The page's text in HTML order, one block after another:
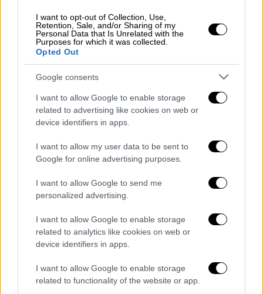
I want to opt-out of Collection, Use,
Retention, Sale, and/or Sharing of my
Personal Data that Is Unrelated with the
Purposes for which it was collected.
Opted Out
Google consents
I want to allow Google to enable storage
related to advertising like cookies on web or
device identifiers in apps.
I want to allow my user data to be sent to
Google for online advertising purposes.
I want to allow Google to send me
personalized advertising.
I want to allow Google to enable storage
related to analytics like cookies on web or
device identifiers in apps.
I want to allow Google to enable storage
related to functionality of the website or app.
Στο δημοσίευμα αναφέρεται: «ο Αρχηγός
ΓΕΕΘΑ της Ελλάδας Δημήτριος Χούπης,
συμμετείχε στην 18η Διαβαλκανική
Διάσκεψη Αρχηγών Γενικών Επιτελείων που
πραγματοποιήθηκε στην Κωνσταντινούπολη
στις 27 Μαΐου. Ο κ. Χούπης, ο οποίος δεν
συναντήθηκε με Τούρκους αξιωματούχους
στη διάσκεψη, επισκέφθηκε τον επικεφαλής
του Ρωμαίικου Πατριαρχείου του Φαναρίου,
Πατριάρχη Βαρθολομαίο».
Αναπαράγοντας δημοσίευμα της γνωστής για
αντιπατριαρχικές πεποιθήσεις
Muyesser Yildiz,στην ιστοσελίδα «12 Punto»,
επισημαίνεται ότι κατά την επίσκεψη
χρησιμοποιήθηκε ο όρος «Οικουμενικός» για
τον Πατριάρχη Βαρθολομαίο.
«Κατά τη διάρκεια της συνάντησης, η οποία